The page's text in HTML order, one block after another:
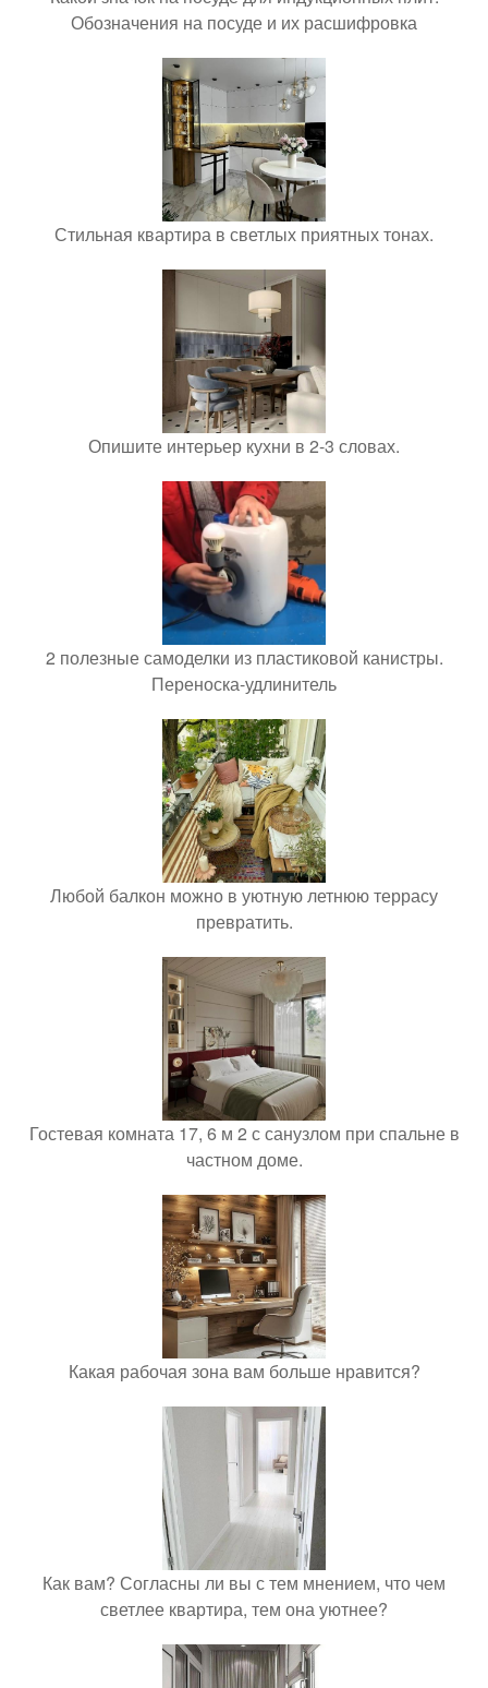
Обозначения на посуде и их расшифровка
Стильная квартира в светлых приятных тонах.
Опишите интерьер кухни в 2-3 словах.
2 полезные самоделки из пластиковой канистры.
Переноска-удлинитель
Любой балкон можно в уютную летнюю террасу
превратить.
Гостевая комната 17, 6 м 2 с санузлом при спальне в
частном доме.
Какая рабочая зона вам больше нравится?
Как вам? Согласны ли вы с тем мнением, что чем
светлее квартира, тем она уютнее?